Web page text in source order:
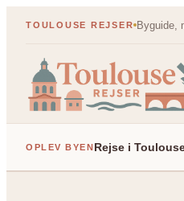
TOULOUSE REJSER Byguide,
OPLEV BYENRejse i